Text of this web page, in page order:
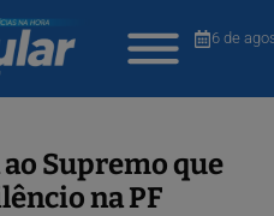
6 de
Supremo que
na PF